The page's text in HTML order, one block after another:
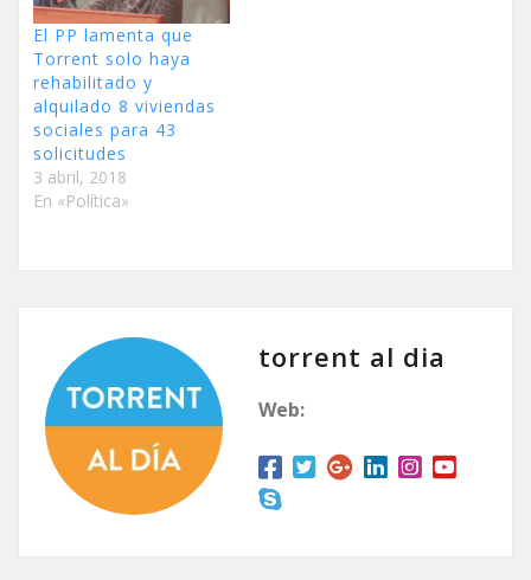
El PP lamenta que
Torrent solo haya
rehabilitado y
alquilado 8 viviendas
sociales para 43
solicitudes
3 abril, 2018
En «Política»
torrent al dia
Web: